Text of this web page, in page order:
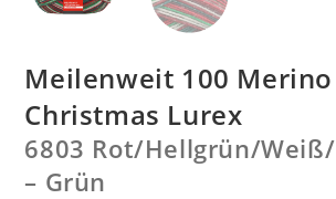
Meilenweit 100 Merino
Christmas Lurex
6803 Rot/Hellgrün/Weiß/
– Grün